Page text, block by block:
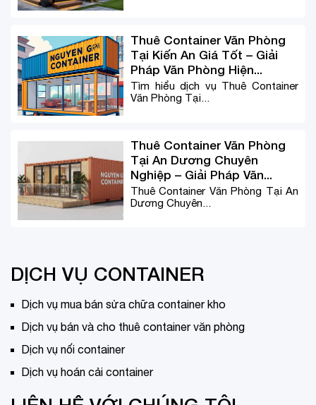
Thuê Container Văn Phòng
Tại Kiến An Giá Tốt – Giải
Pháp Văn Phòng Hiện...
Tìm hiểu dịch vụ Thuê Container
Văn Phòng Tại...
Thuê Container Văn Phòng
Tại An Dương Chuyên
Nghiệp – Giải Pháp Văn...
Thuê Container Văn Phòng Tại An
Dương Chuyên...
DỊCH VỤ CONTAINER
Dịch vụ mua bán sửa chữa container kho
Dịch vụ bán và cho thuê container văn phòng
Dịch vụ nối container
Dịch vụ hoán cải container